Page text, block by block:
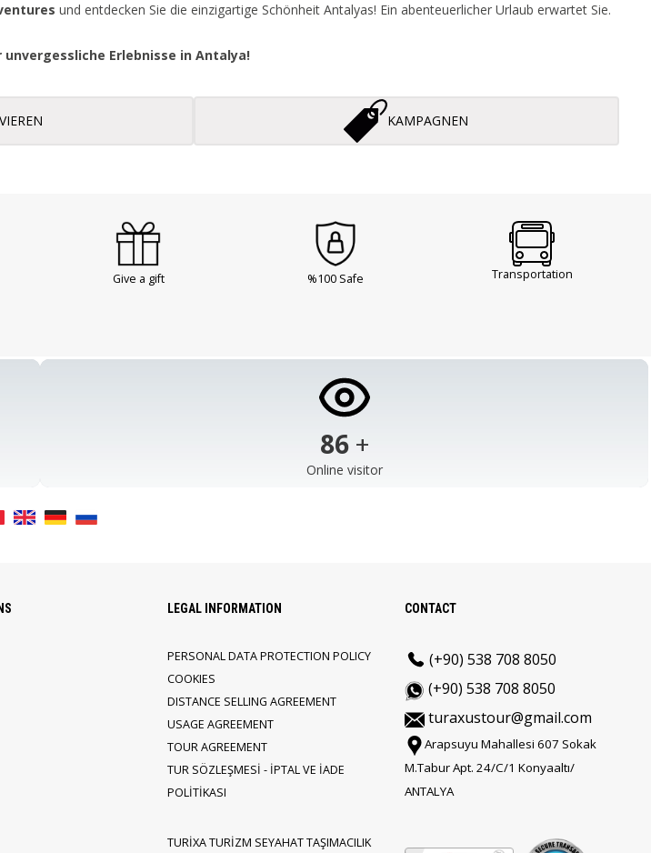
und entdecken Sie die einzigartige Schönheit Antalyas! Ein abenteuerlicher Urlaub erwartet Sie.
Erlebnisse in Antalya!
KAMPAGNEN
Give a gift %100 Safe Transportation
103 +
Online visitor
LEGAL INFORMATION
PERSONAL DATA PROTECTION POLICY
COOKIES
DISTANCE SELLING AGREEMENT
USAGE AGREEMENT
TOUR AGREEMENT
TUR SÖZLEŞMESİ - İPTAL VE İADE
POLİTİKASI
TURİXA TURİZM SEYAHAT TAŞIMACILIK
CONTACT
(+90) 538 708 8050
(+90) 538 708 8050
turaxustour@gmail.com
Arapsuyu Mahallesi 607 Sokak
M.Tabur Apt. 24/C/1 Konyaaltı/
ANTALYA